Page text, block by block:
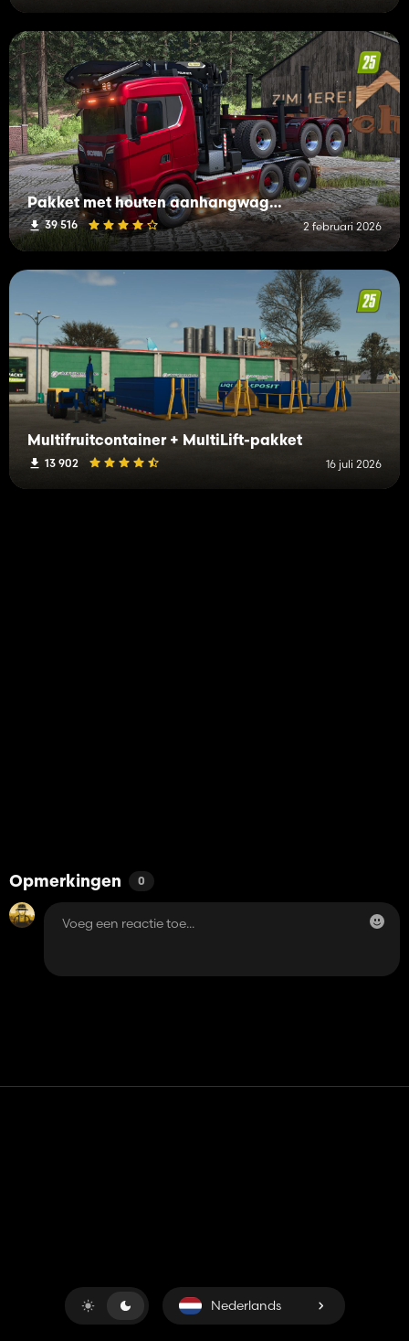
Pakket met houten aanhangwagens voor vrachtwagens
39 516 2 februari 2026
Multifruitcontainer + MultiLift-pakket
13 902 16 juli 2026
Opmerkingen 0
Nederlands